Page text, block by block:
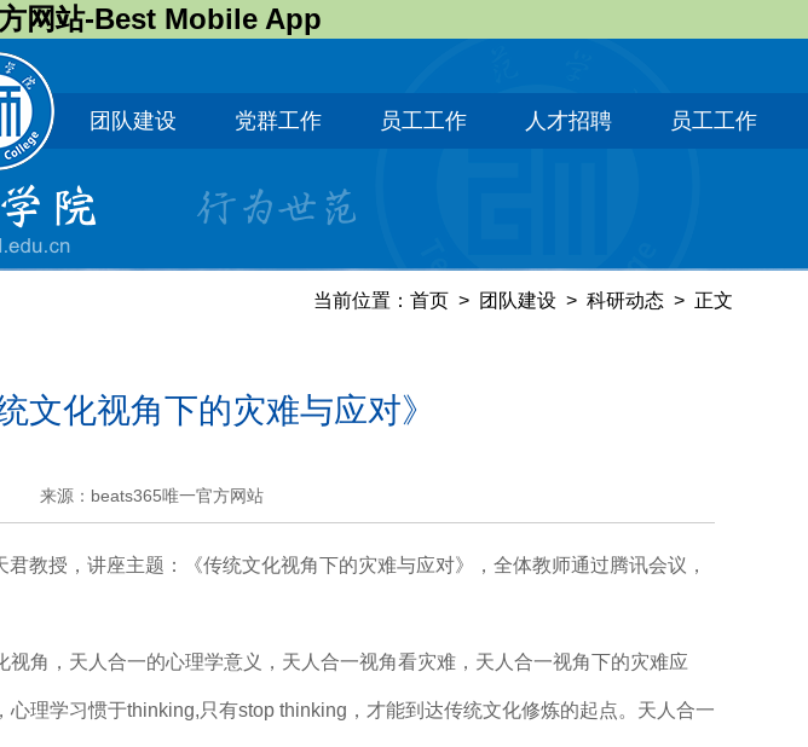
网站-Best Mobile App
团队建设 党群工作 员工工作 人才招聘 员工工作
当前位置： 首页 > 团队建设 > 科研动态 > 正文
文化视角下的灾难与应对》
来源：beats365唯一官方网站
授，讲座主题：《传统文化视角下的灾难与应对》，全体教师通过腾讯会议，
，天人合一的心理学意义，天人合一视角看灾难，天人合一视角下的灾难应
理学习惯于thinking,只有stop thinking，才能到达传统文化修炼的起点。天人合一